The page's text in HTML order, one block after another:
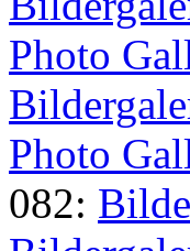
Photo
Photo
082: